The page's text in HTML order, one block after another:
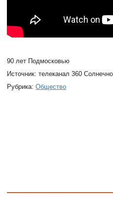
90 лет Подмосковью
Источник: телеканал 360
Рубрика: Общество